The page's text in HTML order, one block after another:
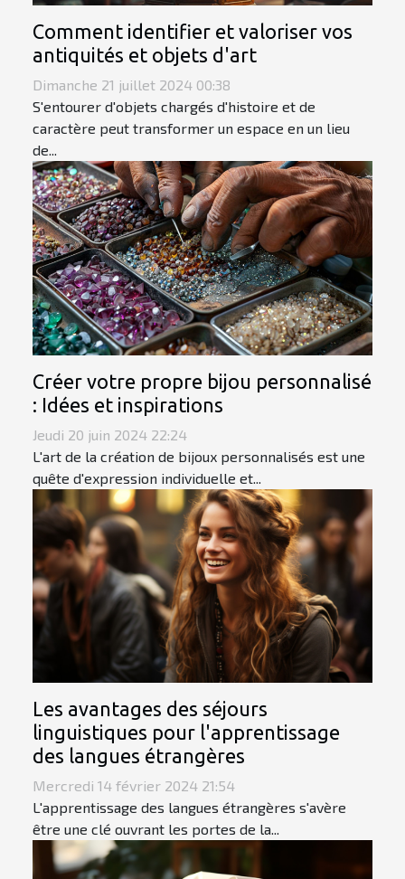
Comment identifier et valoriser vos
antiquités et objets d'art
Dimanche 21 juillet 2024 00:38
S'entourer d'objets chargés d'histoire et de
caractère peut transformer un espace en un lieu
de...
Créer votre propre bijou personnalisé
: Idées et inspirations
Jeudi 20 juin 2024 22:24
L'art de la création de bijoux personnalisés est une
quête d'expression individuelle et...
Les avantages des séjours
linguistiques pour l'apprentissage
des langues étrangères
Mercredi 14 février 2024 21:54
L'apprentissage des langues étrangères s'avère
être une clé ouvrant les portes de la...